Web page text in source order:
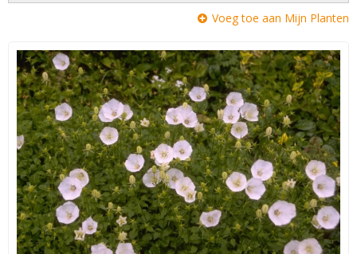
Voeg toe aan Mijn Planten